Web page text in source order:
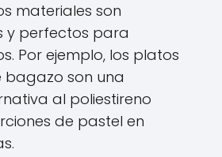
materiales son
y perfectos para
Por ejemplo, los platos
son una
al poliestireno
de pastel en